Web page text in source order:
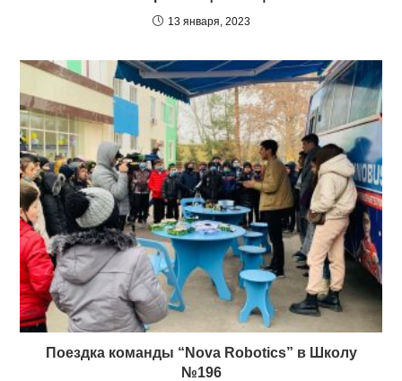
13 января, 2023
Поездка команды “Nova Robotics” в Школу
№196